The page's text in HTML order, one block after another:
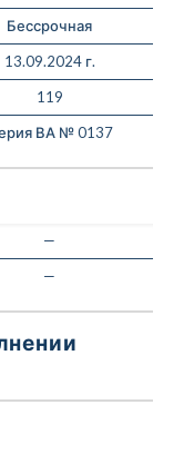
Бессрочная
13.09.2024 г.
119
ВА № 0137
—
—